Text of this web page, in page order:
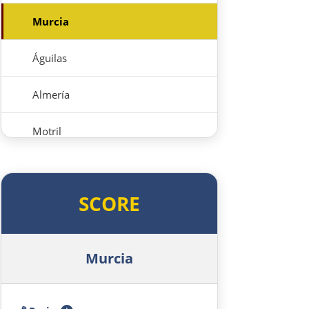
Murcia
Águilas
Almería
Motril
SCORE
Murcia